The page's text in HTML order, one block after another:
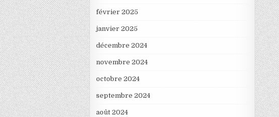
février 2025
janvier 2025
décembre 2024
novembre 2024
octobre 2024
septembre 2024
août 2024